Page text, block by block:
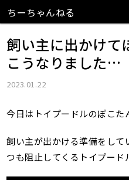
ちーちゃんねる
飼い主に出かけて
こうなりました…
2023.01.22
今日はトイプードルのぽこた
飼い主が出かける準備をし
つも阻止してくるトイプード